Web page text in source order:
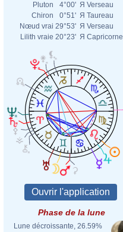
Pluton
4°00' Я Verseau
Chiron
0°51' Я Taureau
Nœud vrai 29°53' Я Verseau
Lilith vraie 20°23' Я Capricorne
Phase de la lune
Lune décroissante, 26.59%